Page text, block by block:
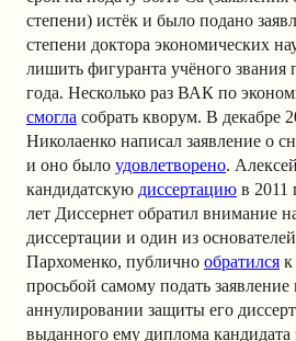
степени) истёк и было подано
степени доктора экономических
лишить фигуранта учёного звания
года. Несколько раз ВАК по
смогла собрать кворум. В декабре
Николаенко написал заявление о
и оно было удовлетворено.
кандидатскую диссертацию в 2011
лет Диссернет обратил внимание
диссертации и один из
Пархоменко, публично обратился к
просьбой самому подать
аннулировании защиты его
выданного ему диплома кандидата